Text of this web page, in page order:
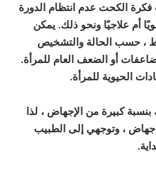
فكرة الكحت عدم انتظام الدورة
أم علاجيًا ونحو ذلك. يمكن
، حسب الحالة والتشخيص
أو الضعف العام للمرأة.
الحيوية للمرأة.
بنسبة كبيرة من الإجهاض ، لذا
، وتوجهي إلى الطبيب